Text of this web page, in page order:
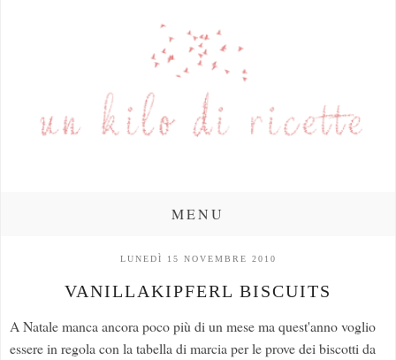
MENU
LUNEDÌ 15 NOVEMBRE 2010
VANILLAKIPFERL BISCUITS
A Natale manca ancora poco più di un mese ma quest'anno voglio
essere in regola con la tabella di marcia per le prove dei biscotti da